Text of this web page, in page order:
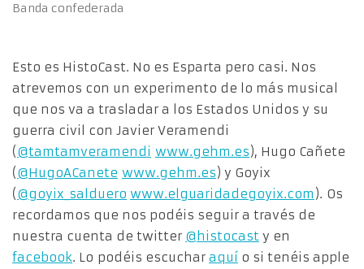
Banda confederada
Esto es HistoCast. No es Esparta pero casi. Nos
atrevemos con un experimento de lo más musical
que nos va a trasladar a los Estados Unidos y su
guerra civil con Javier Veramendi
(@tamtamveramendi www.gehm.es), Hugo Cañete
(@HugoACanete www.gehm.es) y Goyix
(@goyix_salduero www.elguaridadegoyix.com ). Os
recordamos que nos podéis seguir a través de
nuestra cuenta de twitter @histocast y en
facebook. Lo podéis escuchar aquí o si tenéis apple